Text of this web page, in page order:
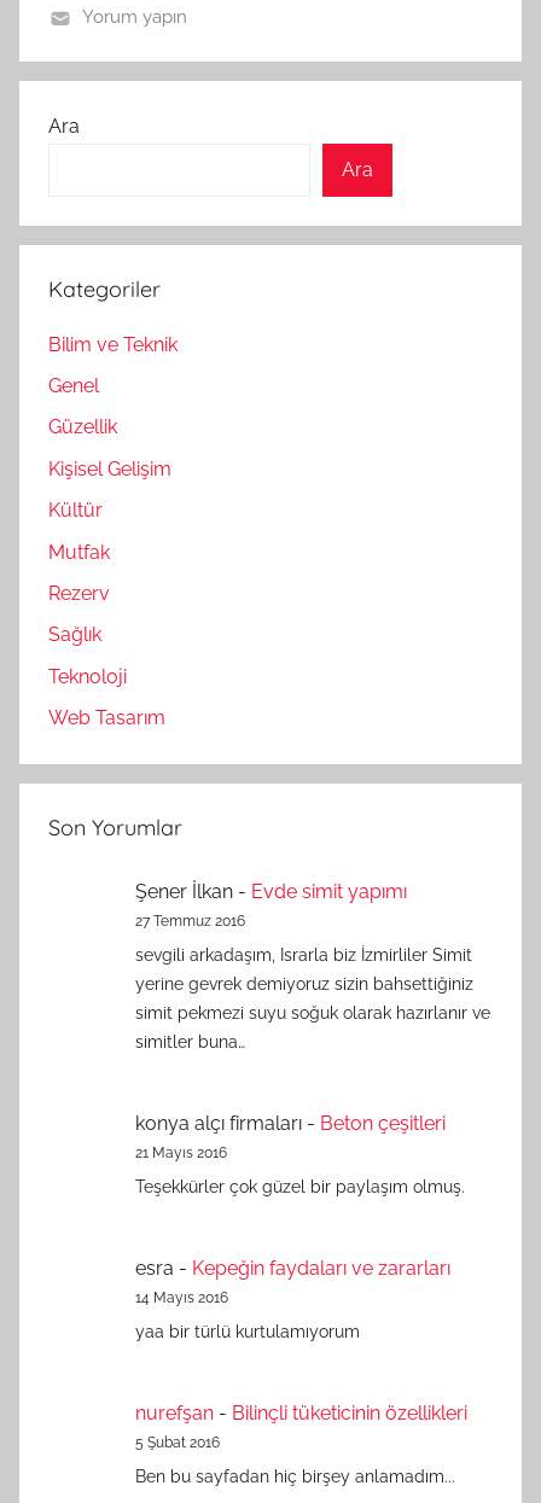
Yorum yapın
Ara
Ara
Kategoriler
Bilim ve Teknik
Genel
Güzellik
Kişisel Gelişim
Kültür
Mutfak
Rezerv
Sağlık
Teknoloji
Web Tasarım
Son Yorumlar
Şener İlkan - Evde simit yapımı
27 Temmuz 2016
sevgili arkadaşım, Israrla biz İzmirliler Simit
yerine gevrek demiyoruz sizin bahsettiğiniz
simit pekmezi suyu soğuk olarak hazırlanır ve
simitler buna…
konya alçı firmaları - Beton çeşitleri
21 Mayıs 2016
Teşekkürler çok güzel bir paylaşım olmuş.
esra - Kepeğin faydaları ve zararları
14 Mayıs 2016
yaa bir türlü kurtulamıyorum
nurefşan - Bilinçli tüketicinin özellikleri
5 Şubat 2016
Ben bu sayfadan hiç birşey anlamadım...